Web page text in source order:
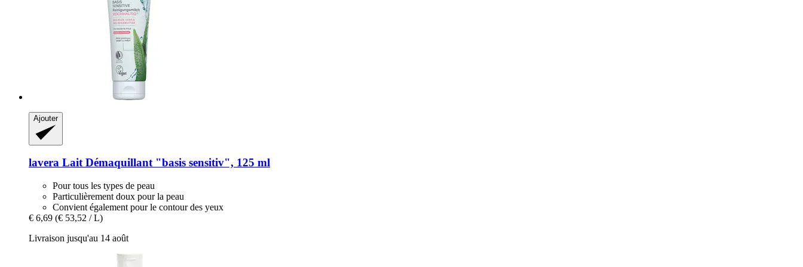
Ajouter
lavera Lait Démaquillant "basis sensitiv", 125 ml
Pour tous les types de peau
Particulièrement doux pour la peau
Convient également pour le contour des yeux
€ 6,69 (€ 53,52 / L)
Livraison jusqu'au 14 août